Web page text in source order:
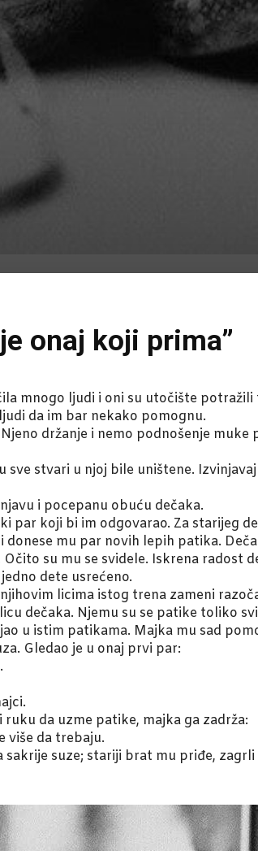
onaj koji prima”
mnogo ljudi i oni su utočište
da im bar nekako pomognu.
držanje i nemo podnošenje
sve stvari u njoj bile uništene.
i pocepanu obuću dečaka.
par koji bi im odgovarao. Za starijeg
mu par novih lepih patika.
su mu se svidele. Iskrena radost
dete usrećeno.
licima istog trena zameni
dečaka. Njemu su se patike toliko
u istim patikama. Majka mu sad
Gledao je u onaj prvi par:
da uzme patike, majka ga zadrža:
više da trebaju.
suze; stariji brat mu priđe,